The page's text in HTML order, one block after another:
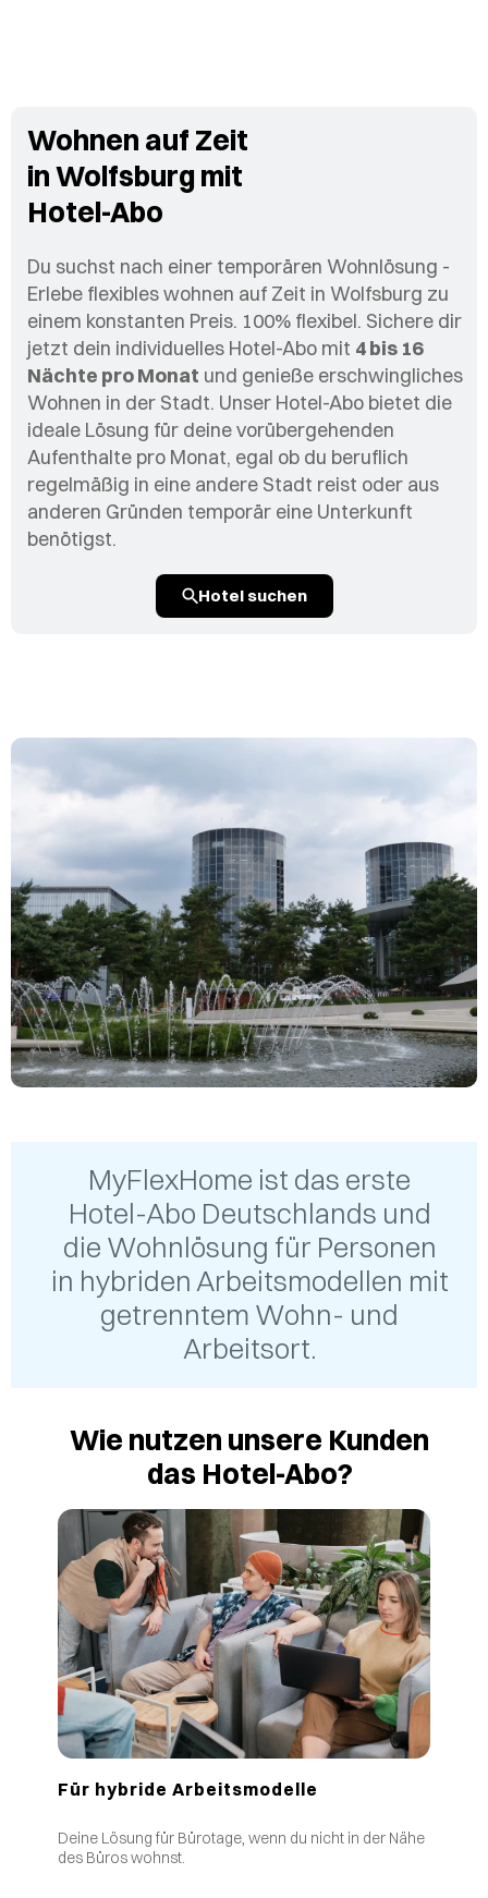
Wohnen auf Zeit
in Wolfsburg mit
Hotel-Abo
Du suchst nach einer temporären Wohnlösung -
Erlebe flexibles wohnen auf Zeit in Wolfsburg zu
einem konstanten Preis. 100% flexibel. Sichere dir
jetzt dein individuelles Hotel-Abo mit 4 bis 16
Nächte pro Monat und genieße erschwingliches
Wohnen in der Stadt. Unser Hotel-Abo bietet die
ideale Lösung für deine vorübergehenden
Aufenthalte pro Monat, egal ob du beruflich
regelmäßig in eine andere Stadt reist oder aus
anderen Gründen temporär eine Unterkunft
benötigst.
Hotel suchen
MyFlexHome ist das erste
Hotel-Abo Deutschlands und
die Wohnlösung für Personen
in hybriden Arbeitsmodellen mit
getrenntem Wohn- und
Arbeitsort.
Wie nutzen unsere Kunden
das Hotel-Abo?
Für hybride Arbeitsmodelle
Deine Lösung für Bürotage, wenn du nicht in der Nähe
des Büros wohnst.